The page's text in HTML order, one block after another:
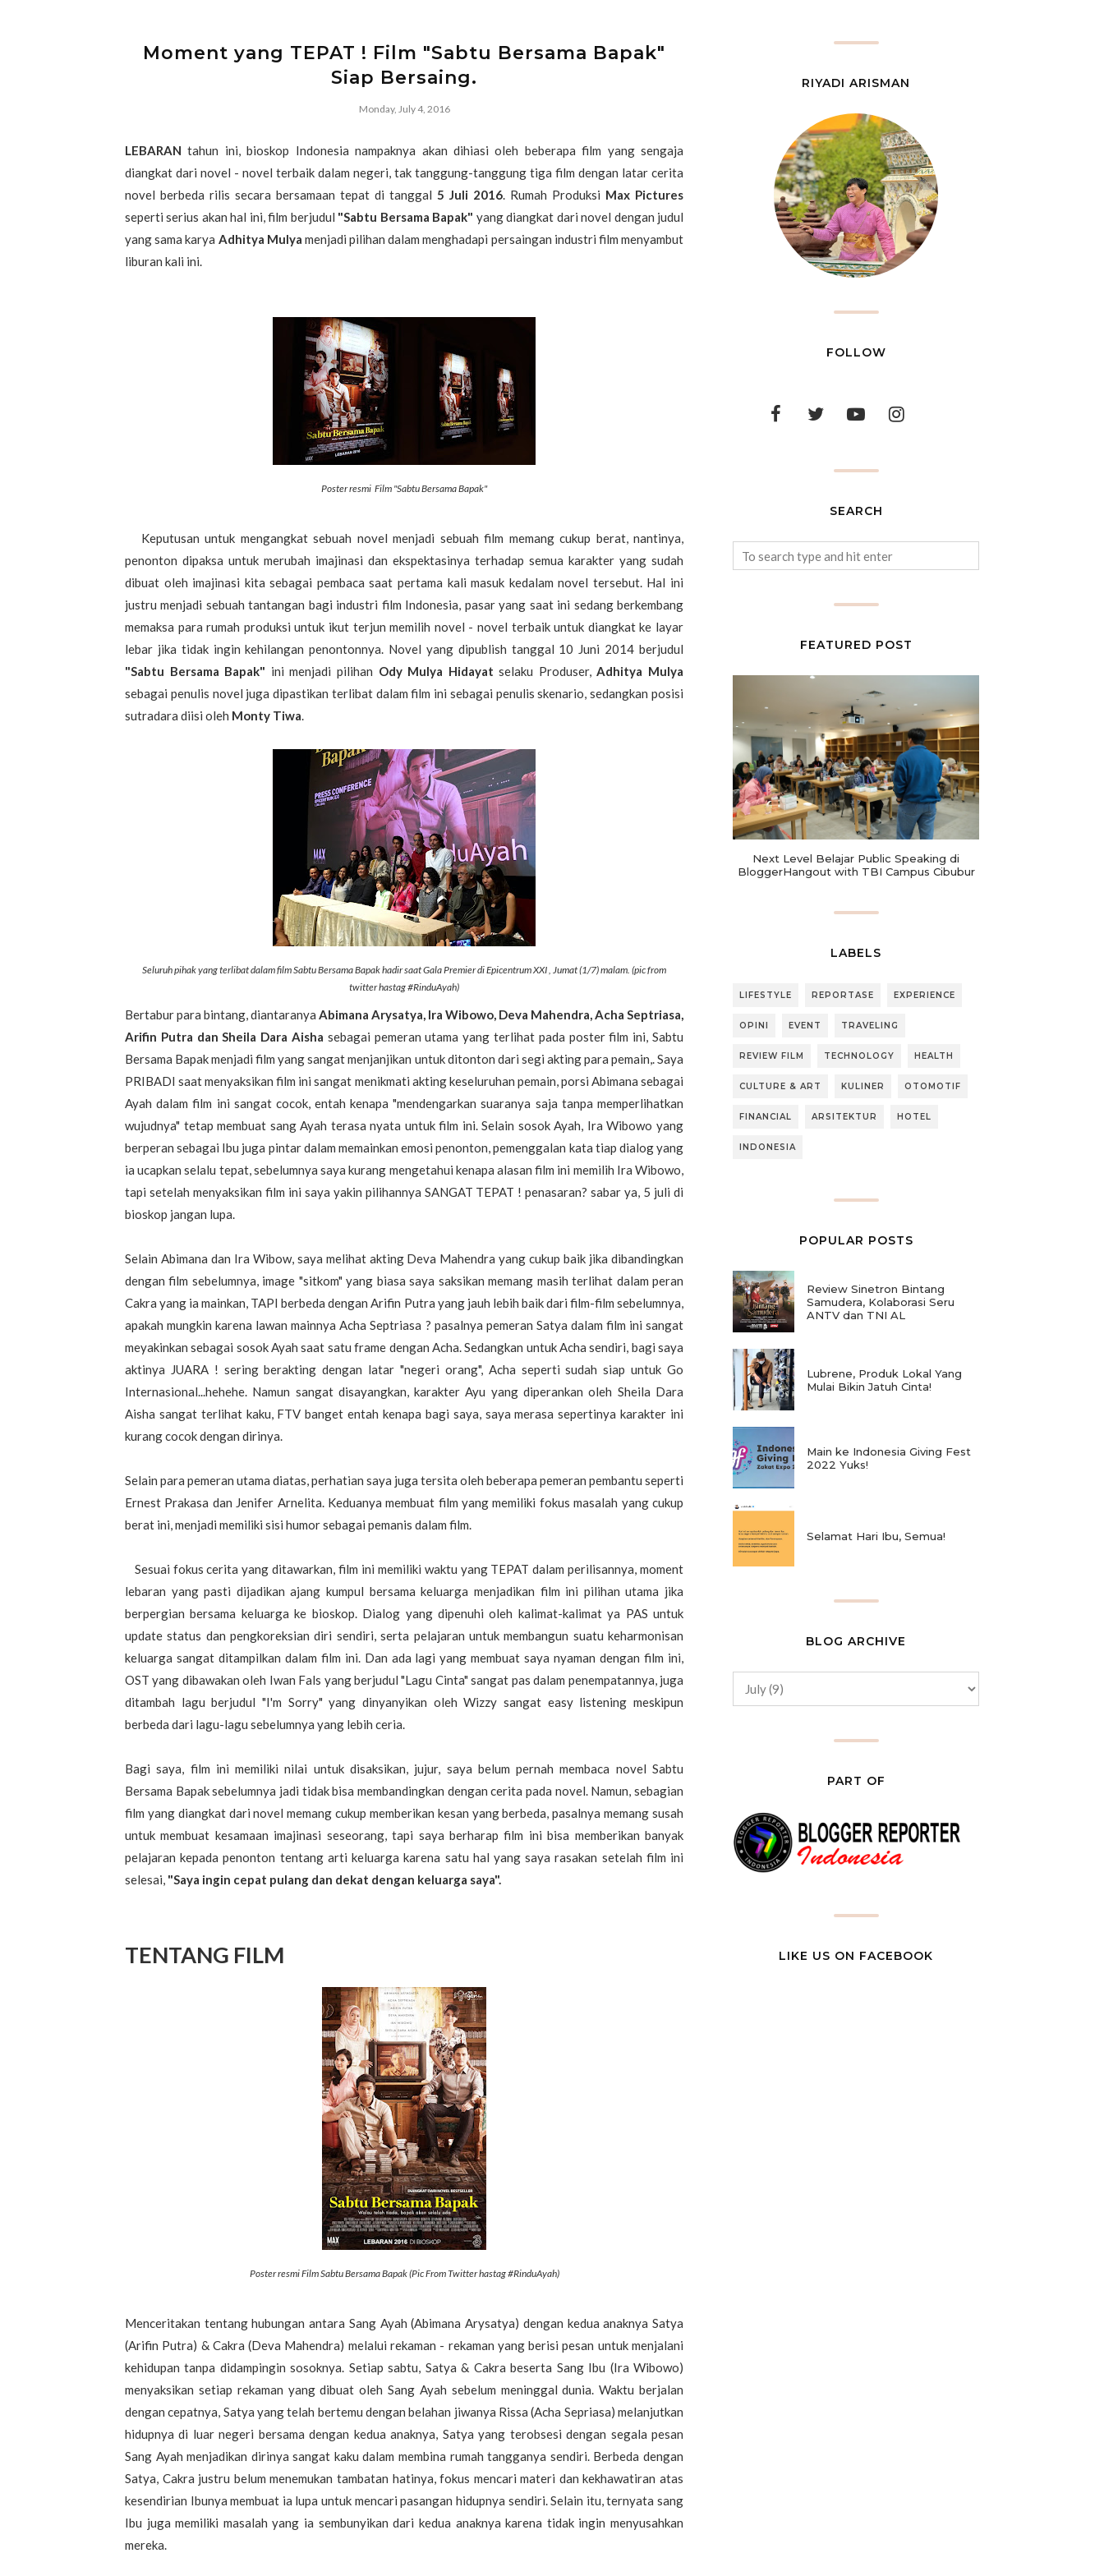
Moment yang TEPAT ! Film "Sabtu Bersama Bapak"
Siap Bersaing.
Monday, July 4, 2016
LEBARAN tahun ini, bioskop Indonesia nampaknya akan dihiasi oleh beberapa film yang sengaja
diangkat dari novel - novel terbaik dalam negeri, tak tanggung-tanggung tiga film dengan latar cerita
novel berbeda rilis secara bersamaan tepat di tanggal 5 Juli 2016. Rumah Produksi Max Pictures
seperti serius akan hal ini, film berjudul "Sabtu Bersama Bapak" yang diangkat dari novel dengan judul
yang sama karya Adhitya Mulya menjadi pilihan dalam menghadapi persaingan industri film menyambut
liburan kali ini.
Poster resmi Film "Sabtu Bersama Bapak"
Keputusan untuk mengangkat sebuah novel menjadi sebuah film memang cukup berat, nantinya,
penonton dipaksa untuk merubah imajinasi dan ekspektasinya terhadap semua karakter yang sudah
dibuat oleh imajinasi kita sebagai pembaca saat pertama kali masuk kedalam novel tersebut. Hal ini
justru menjadi sebuah tantangan bagi industri film Indonesia, pasar yang saat ini sedang berkembang
memaksa para rumah produksi untuk ikut terjun memilih novel - novel terbaik untuk diangkat ke layar
lebar jika tidak ingin kehilangan penontonnya. Novel yang dipublish tanggal 10 Juni 2014 berjudul
"Sabtu Bersama Bapak" ini menjadi pilihan Ody Mulya Hidayat selaku Produser,Adhitya Mulya
sebagai penulis novel juga dipastikan terlibat dalam film ini sebagai penulis skenario, sedangkan posisi
sutradara diisi oleh Monty Tiwa.
Seluruh pihak yang terlibat dalam film Sabtu Bersama Bapak hadir saat Gala Premier di Epicentrum XXI , Jumat (1/7) malam. (pic from
twitter hastag #RinduAyah)
Bertabur para bintang, diantaranya Abimana Arysatya, Ira Wibowo, Deva Mahendra, Acha Septriasa,
Arifin Putra dan Sheila Dara Aisha sebagai pemeran utama yang terlihat pada poster film ini, Sabtu
Bersama Bapak menjadi film yang sangat menjanjikan untuk ditonton dari segi akting para pemain,. Saya
PRIBADI saat menyaksikan film ini sangat menikmati akting keseluruhan pemain, porsi Abimana sebagai
Ayah dalam film ini sangat cocok, entah kenapa "mendengarkan suaranya saja tanpa memperlihatkan
wujudnya" tetap membuat sang Ayah terasa nyata untuk film ini. Selain sosok Ayah, Ira Wibowo yang
berperan sebagai Ibu juga pintar dalam memainkan emosi penonton, pemenggalan kata tiap dialog yang
ia ucapkan selalu tepat, sebelumnya saya kurang mengetahui kenapa alasan film ini memilih Ira Wibowo,
tapi setelah menyaksikan film ini saya yakin pilihannya SANGAT TEPAT ! penasaran? sabar ya, 5 juli di
bioskop jangan lupa.
Selain Abimana dan Ira Wibow, saya melihat akting Deva Mahendra yang cukup baik jika dibandingkan
dengan film sebelumnya, image "sitkom" yang biasa saya saksikan memang masih terlihat dalam peran
Cakra yang ia mainkan, TAPI berbeda dengan Arifin Putra yang jauh lebih baik dari film-film sebelumnya,
apakah mungkin karena lawan mainnya Acha Septriasa ? pasalnya pemeran Satya dalam film ini sangat
meyakinkan sebagai sosok Ayah saat satu frame dengan Acha. Sedangkan untuk Acha sendiri, bagi saya
aktinya JUARA ! sering berakting dengan latar "negeri orang", Acha seperti sudah siap untuk Go
Internasional...hehehe. Namun sangat disayangkan, karakter Ayu yang diperankan oleh Sheila Dara
Aisha sangat terlihat kaku, FTV banget entah kenapa bagi saya, saya merasa sepertinya karakter ini
kurang cocok dengan dirinya.
Selain para pemeran utama diatas, perhatian saya juga tersita oleh beberapa pemeran pembantu seperti
Ernest Prakasa dan Jenifer Arnelita. Keduanya membuat film yang memiliki fokus masalah yang cukup
berat ini, menjadi memiliki sisi humor sebagai pemanis dalam film.
Sesuai fokus cerita yang ditawarkan, film ini memiliki waktu yang TEPAT dalam perilisannya, moment
lebaran yang pasti dijadikan ajang kumpul bersama keluarga menjadikan film ini pilihan utama jika
berpergian bersama keluarga ke bioskop. Dialog yang dipenuhi oleh kalimat-kalimat ya PAS untuk
update status dan pengkoreksian diri sendiri, serta pelajaran untuk membangun suatu keharmonisan
keluarga sangat ditampilkan dalam film ini. Dan ada lagi yang membuat saya nyaman dengan film ini,
OST yang dibawakan oleh Iwan Fals yang berjudul "Lagu Cinta" sangat pas dalam penempatannya, juga
ditambah lagu berjudul "I'm Sorry" yang dinyanyikan oleh Wizzy sangat easy listening meskipun
berbeda dari lagu-lagu sebelumnya yang lebih ceria.
Bagi saya, film ini memiliki nilai untuk disaksikan, jujur, saya belum pernah membaca novel Sabtu
Bersama Bapak sebelumnya jadi tidak bisa membandingkan dengan cerita pada novel. Namun, sebagian
film yang diangkat dari novel memang cukup memberikan kesan yang berbeda, pasalnya memang susah
untuk membuat kesamaan imajinasi seseorang, tapi saya berharap film ini bisa memberikan banyak
pelajaran kepada penonton tentang arti keluarga karena satu hal yang saya rasakan setelah film ini
selesai, "Saya ingin cepat pulang dan dekat dengan keluarga saya".
TENTANG FILM
Poster resmi Film Sabtu Bersama Bapak (Pic From Twitter hastag #RinduAyah)
Menceritakan tentang hubungan antara Sang Ayah (Abimana Arysatya) dengan kedua anaknya Satya
(Arifin Putra) & Cakra (Deva Mahendra) melalui rekaman - rekaman yang berisi pesan untuk menjalani
kehidupan tanpa didampingin sosoknya. Setiap sabtu, Satya & Cakra beserta Sang Ibu (Ira Wibowo)
menyaksikan setiap rekaman yang dibuat oleh Sang Ayah sebelum meninggal dunia. Waktu berjalan
dengan cepatnya, Satya yang telah bertemu dengan belahan jiwanya Rissa (Acha Sepriasa) melanjutkan
hidupnya di luar negeri bersama dengan kedua anaknya, Satya yang terobsesi dengan segala pesan
Sang Ayah menjadikan dirinya sangat kaku dalam membina rumah tangganya sendiri. Berbeda dengan
Satya, Cakra justru belum menemukan tambatan hatinya, fokus mencari materi dan kekhawatiran atas
kesendirian Ibunya membuat ia lupa untuk mencari pasangan hidupnya sendiri. Selain itu, ternyata sang
Ibu juga memiliki masalah yang ia sembunyikan dari kedua anaknya karena tidak ingin menyusahkan
mereka.
RIYADI ARISMAN
FOLLOW
SEARCH
FEATURED POST
Next Level Belajar Public Speaking di
BloggerHangout with TBI Campus Cibubur
LABELS
LIFESTYLE REPORTASE EXPERIENCE
OPINI EVENT TRAVELING
REVIEW FILM TECHNOLOGY HEALTH
CULTURE & ART KULINER OTOMOTIF
FINANCIAL ARSITEKTUR HOTEL
INDONESIA
POPULAR POSTS
Review Sinetron Bintang
Samudera, Kolaborasi Seru
ANTV dan TNI AL
Lubrene, Produk Lokal Yang
Mulai Bikin Jatuh Cinta!
Main ke Indonesia Giving Fest
2022 Yuks!
Selamat Hari Ibu, Semua!
BLOG ARCHIVE
PART OF
LIKE US ON FACEBOOK